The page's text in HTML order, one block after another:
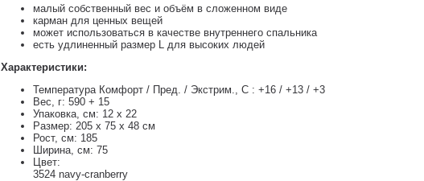
малый собственный вес и объём в сложенном виде
карман для ценных вещей
может использоваться в качестве внутреннего спальника
есть удлиненный размер L для высоких людей
Характеристики:
Температура Комфорт / Пред. / Экстрим., C : +16 / +13 / +3
Вес, г: 590 + 15
Упаковка, см: 12 х 22
Размер: 205 х 75 х 48 см
Рост, см: 185
Ширина, см: 75
Цвет:
3524 navy-cranberry